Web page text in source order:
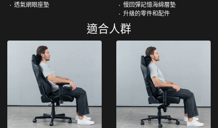
透氣網眼座墊
慢回彈記憶海綿層墊
升級的零件和配件
適合人群